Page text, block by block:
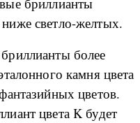
светло-желтых.
более
камня цвета
цветов.
цвета K будет